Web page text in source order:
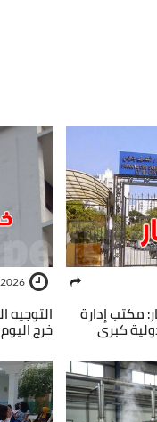
مكتب إدارة
خرج اليوم